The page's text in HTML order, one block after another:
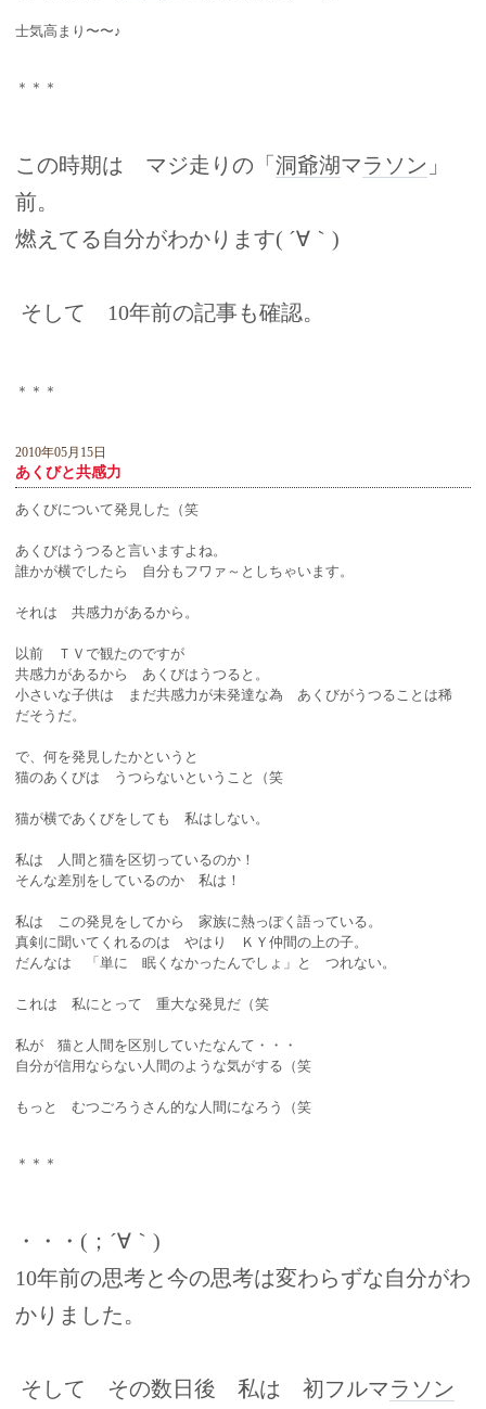
士気高まり〜〜♪
＊＊＊
この時期は マジ走りの「 洞爺湖マラソン 」
前。
燃えてる自分がわかります( ´∀｀)
そして 10年前の記事も確認。
＊＊＊
2010年05月15日
あくびと共感力
あくびについて発見した（笑
あくびはうつると言いますよね。
誰かが横でしたら 自分もフワァ～としちゃいます。
それは 共感力があるから。
以前 ＴＶで観たのですが
共感力があるから あくびはうつると。
小さいな子供は まだ共感力が未発達な為 あくびがうつることは稀
だそうだ。
で、何を発見したかというと
猫のあくびは うつらないということ（笑
猫が横であくびをしても 私はしない。
私は 人間と猫を区切っているのか！
そんな差別をしているのか 私は！
私は この発見をしてから 家族に熱っぽく語っている。
真剣に聞いてくれるのは やはり ＫＹ仲間の上の子。
だんなは 「単に 眠くなかったんでしょ」と つれない。
これは 私にとって 重大な発見だ（笑
私が 猫と人間を区別していたなんて・・・
自分が信用ならない人間のような気がする（笑
もっと むつごろうさん的な人間になろう（笑
＊＊＊
・・・(；´∀｀)
10年前の思考と今の思考は変わらずな自分がわ
かりました。
そして その数日後 私は 初フルマラソン